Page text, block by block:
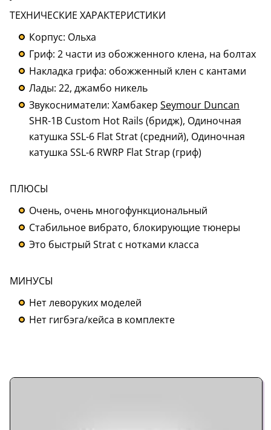
ТЕХНИЧЕСКИЕ ХАРАКТЕРИСТИКИ
Корпус: Ольха
Гриф: 2 части из обожженного клена, на болтах
Накладка грифа: обожженный клен с кантами
Лады: 22, джамбо никель
Звукосниматели: Хамбакер Seymour Duncan
SHR-1B Custom Hot Rails (бридж), Одиночная
катушка SSL-6 Flat Strat (средний), Одиночная
катушка SSL-6 RWRP Flat Strap (гриф)
ПЛЮСЫ
Очень, очень многофункциональный
Стабильное вибрато, блокирующие тюнеры
Это быстрый Strat с нотками класса
МИНУСЫ
Нет леворуких моделей
Нет гигбэга/кейса в комплекте